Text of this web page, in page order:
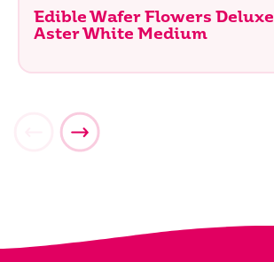
Edible Wafer Flowers Deluxe
Aster White Medium